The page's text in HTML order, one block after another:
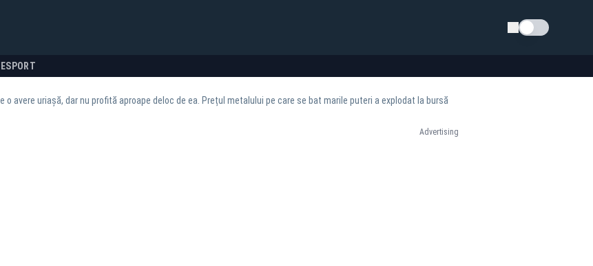
Schimba tema
SPORT
o avere uriașă, dar nu profită aproape deloc de ea. Prețul metalului pe care se bat marile puteri a explodat la bursă
Advertising